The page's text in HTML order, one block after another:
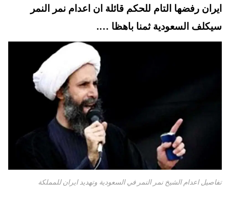
ايران رفضها التام للحكم قائلة ان اعدام نمر النمر
سيكلف السعودية ثمنا باهظا ….
تفاصيل اعدام الشيخ نمر النمر في السعودية وتهديد ايران للمملكة